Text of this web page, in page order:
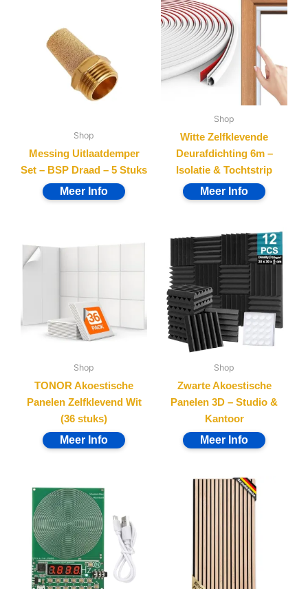
Shop
Messing Uitlaatdemper
Set – BSP Draad – 5 Stuks
Shop
Witte Zelfklevende
Deurafdichting 6m –
Isolatie & Tochtstrip
Shop
TONOR Akoestische
Panelen Zelfklevend Wit
(36 stuks)
Shop
Zwarte Akoestische
Panelen 3D – Studio &
Kantoor